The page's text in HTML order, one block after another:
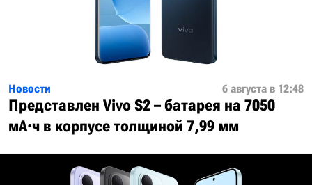
Новости 6 августа в 12:48
Представлен Vivo S2 – батарея на 7050
мА·ч в корпусе толщиной 7,99 мм